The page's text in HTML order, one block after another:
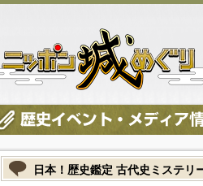
日本！歴史鑑定 古代史ミステリ